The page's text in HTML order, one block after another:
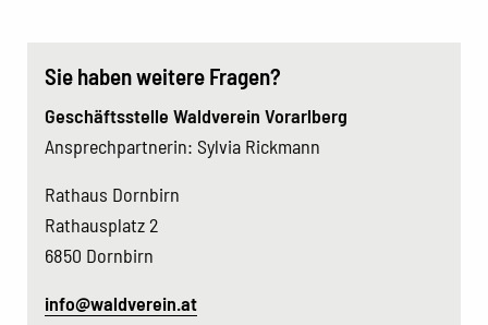
Sie haben weitere Fragen?
Geschäftsstelle Waldverein Vorarlberg
Ansprechpartnerin: Sylvia Rickmann
Rathaus Dornbirn
Rathausplatz 2
6850 Dornbirn
info@waldverein.at